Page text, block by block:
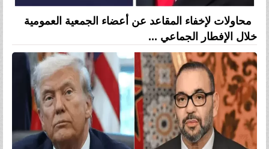
محاولات لإخفاء المقاعد عن أعضاء الجمعية العمومية
خلال الإفطار الجماعي ...